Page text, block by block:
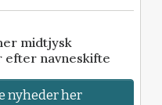
midtjysk
efter navneskifte
nyheder her